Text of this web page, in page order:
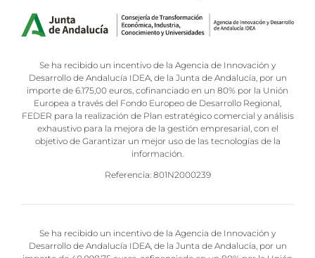
Se ha recibido un incentivo de la Agencia de Innovación y
Desarrollo de Andalucía IDEA, de la Junta de Andalucía, por un
importe de 6.175,00 euros, cofinanciado en un 80% por la Unión
Europea a través del Fondo Europeo de Desarrollo Regional,
FEDER para la realización de Plan estratégico comercial y análisis
exhaustivo para la mejora de la gestión empresarial, con el
objetivo de Garantizar un mejor uso de las tecnologías de la
información.
Referencia: 801N2000239
Se ha recibido un incentivo de la Agencia de Innovación y
Desarrollo de Andalucía IDEA, de la Junta de Andalucía, por un